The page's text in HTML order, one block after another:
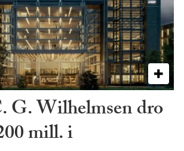
G. Wilhelmsen dro
mill. i